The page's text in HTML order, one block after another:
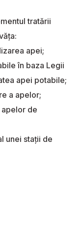
tratării
apei;
în baza Legii
apei potabile;
a apelor;
de
unei stații de